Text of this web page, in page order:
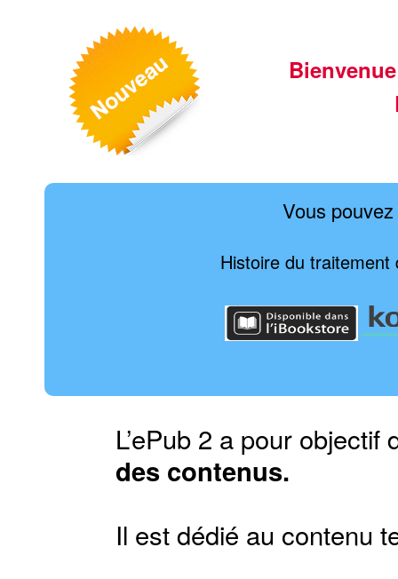
Vous
Histoire du
L’ePub 2 a pour
des contenus.
Il est dédié au contenu